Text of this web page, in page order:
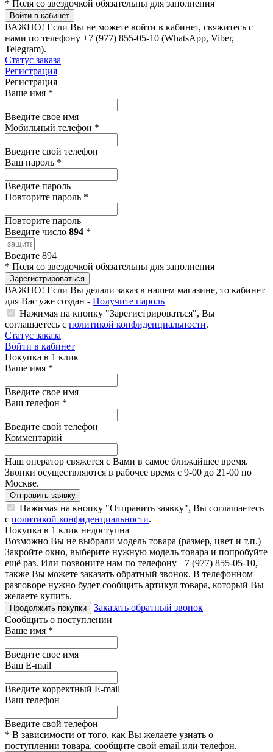
* Поля со звездочкой обязательны для заполнения
Войти в кабинет
ВАЖНО! Если Вы не можете войти в кабинет, свяжитесь с
нами по телефону +7 (977) 855-05-10 (WhatsApp, Viber,
Telegram).
Статус заказа
Регистрация
Регистрация
Ваше имя *
Введите свое имя
Мобильный телефон *
Введите свой телефон
Ваш пароль *
Введите пароль
Повторите пароль *
Повторите пароль
Введите число 894 *
Введите 894
* Поля со звездочкой обязательны для заполнения
Зарегистрироваться
ВАЖНО! Если Вы делали заказ в нашем магазине, то кабинет
для Вас уже создан - Получите пароль
Нажимая на кнопку "Зарегистрироваться", Вы
соглашаетесь с политикой конфиденциальности.
Статус заказа
Войти в кабинет
Покупка в 1 клик
Ваше имя *
Введите свое имя
Ваш телефон *
Введите свой телефон
Комментарий
Наш оператор свяжется с Вами в самое ближайшее время.
Звонки осуществляются в рабочее время с 9-00 до 21-00 по
Москве.
Отправить заявку
Нажимая на кнопку "Отправить заявку", Вы соглашаетесь
с политикой конфиденциальности.
Покупка в 1 клик недоступна
Возможно Вы не выбрали модель товара (размер, цвет и т.п.)
Закройте окно, выберите нужную модель товара и попробуйте
ещё раз. Или позвоните нам по телефону +7 (977) 855-05-10,
также Вы можете заказать обратный звонок. В телефонном
разговоре нужно будет сообщить артикул товара, который Вы
желаете купить.
Продолжить покупки
Заказать обратный звонок
Сообщить о поступлении
Ваше имя *
Введите свое имя
Ваш E-mail
Введите корректный E-mail
Ваш телефон
Введите свой телефон
* В зависимости от того, как Вы желаете узнать о
поступлении товара, сообщите свой email или телефон.